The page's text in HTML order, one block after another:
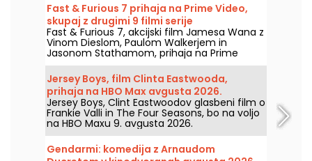
Fast & Furious 7 prihaja na Prime Video,
skupaj z drugimi 9 filmi serije
Fast & Furious 7, akcijski film Jamesa Wana z
Vinom Dieslom, Paulom Walkerjem in
Jasonom Stathamom, prihaja na Prime
Video 1. avgusta 2026, skupaj z več deli sage.
Jersey Boys, film Clinta Eastwooda,
prihaja na HBO Max avgusta 2026.
Jersey Boys, Clint Eastwoodov glasbeni film o
Frankie Valli in The Four Seasons, bo na voljo
na HBO Maxu 9. avgusta 2026.
Gendarmi: komedija z Arnaudom